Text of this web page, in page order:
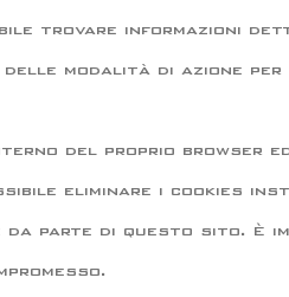
trovare informazioni
modalità di azione per
del proprio browser ed
eliminare i cookies
parte di questo sito. È